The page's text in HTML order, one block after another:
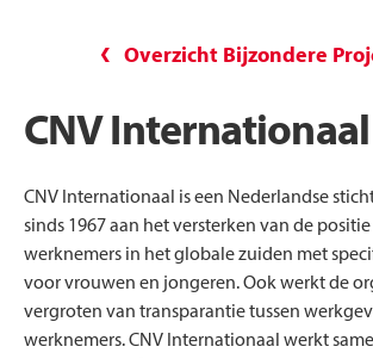
Overzicht Bijzondere
CNV Internationaal
CNV Internationaal is een Nederlandse
sinds 1967 aan het versterken van de
werknemers in het globale zuiden met
voor vrouwen en jongeren. Ook werkt de
vergroten van transparantie tussen
werknemers. CNV Internationaal werkt